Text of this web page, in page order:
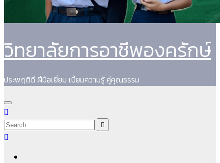
วิทยาลัยการอาชีพองครักษ์
ประพฤติดี ฝีมือเยี่ยม เปี่ยมความรู้ คู่คุณธรรม